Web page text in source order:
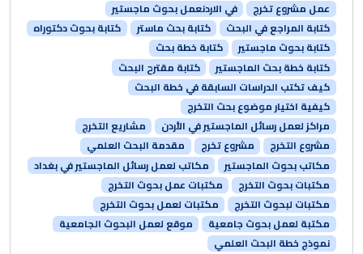
عمل مشروع تخرج
في الاردنعمل بحوث ماجستير
كتابة المراجع في البحث
كتابة بحث ماستر
كتابة بحوث دكتوراه
كتابة بحوث ماجستير
كتابة خطة بحث
كتابة خطة بحث الماجستير
كتابة مقترح البحث
كيف تكتب الدراسات السابقة في خطة البحث
كيفية اختيار موضوع بحث التخرج
مراكز لعمل رسائل الماجستير في الأردن
مشاريع التخرج
مشروع التخرج
مشروع تخرج
مقدمة البحث العلمي
مكاتب بحوث الماجستير
مكاتب لعمل رسائل الماجستير في بغداد
مكتبات بحوث التخرج
مكتبات عمل بحوث التخرج
مكتبات لبحوث التخرج
مكتبات لعمل بحوث التخرج
مكتبة لعمل بحوث جامعية
موقع لعمل البحوث الجامعية
نموذج خطة البحث العلمي